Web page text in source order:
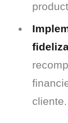
cliente.